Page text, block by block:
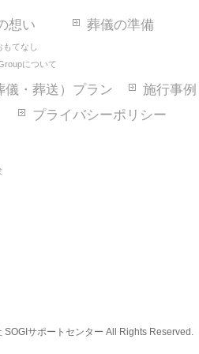
想い
もてなし
について
葬儀の準備
儀・葬送）プラン
施行事例
プライバシーポリシー
SOGIサポートセンター All Rights Reserved.